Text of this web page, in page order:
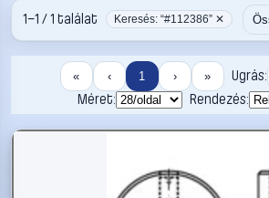
1–1 / 1 találat Keresés: “#112386” ✕
« ‹ 1 › »
Ugrás:
Méret:
Rendezés: